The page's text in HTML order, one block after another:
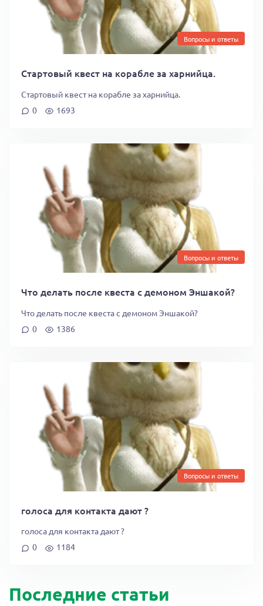
Вопросы и ответы
Стартовый квест на корабле за харнийца.
Стартовый квест на корабле за харнийца.
0
1693
Вопросы и ответы
Что делать после квеста с демоном Эншакой?
Что делать после квеста с демоном Эншакой?
0
1386
Вопросы и ответы
голоса для контакта дают ?
голоса для контакта дают ?
0
1184
Последние статьи